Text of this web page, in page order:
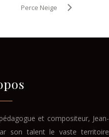
Perce Neige
et compositeur, Jean-
son talent le vaste territoire